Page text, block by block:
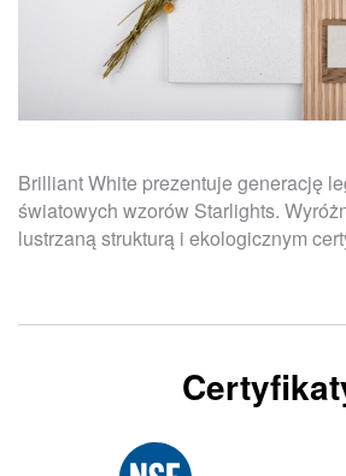
Brilliant White prezentuje generację
światowych wzorów Starlights.
lustrzaną strukturą i ekologicznym